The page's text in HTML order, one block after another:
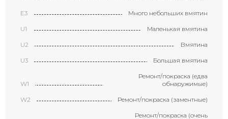
Е3 Много небольших вмятин
U1 Маленькая вмятина
U2 Вмятина
U3 Большая вмятина
W1
Ремонт/покраска (едва
обнаружимые)
W2 Ремонт/покраска (заментные)
Ремонт/покраска (очень